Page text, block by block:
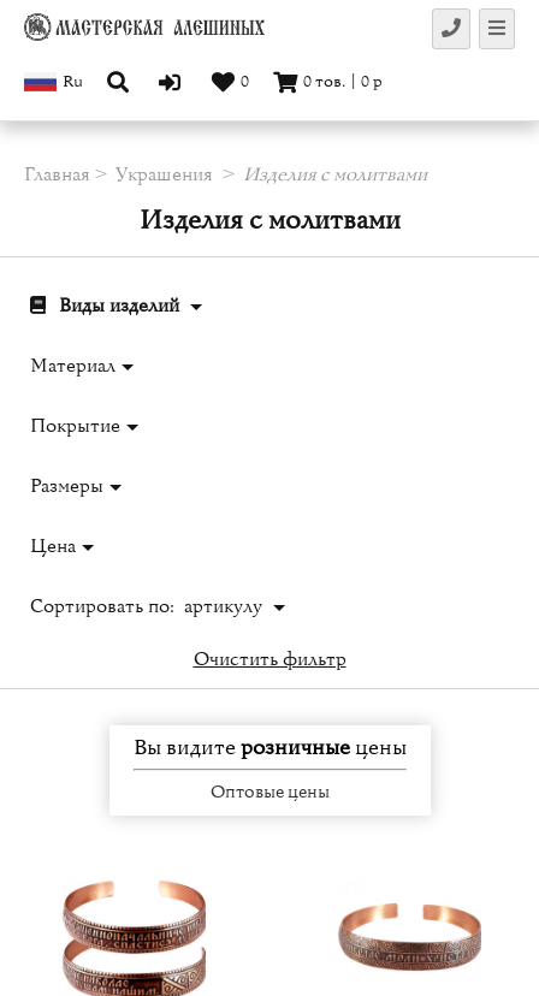
Ru 0 0тов. 0р
Главная Украшения Изделия с молитвами
Изделия с молитвами
Виды изделий
Материал
Покрытие
Размеры
Цена
Сортировать по: артикулу
Очистить фильтр
Вы видитерозничныецены
Оптовые цены